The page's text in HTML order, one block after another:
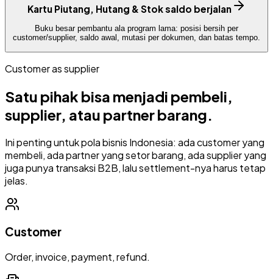
Kartu Piutang, Hutang & Stok saldo berjalan
Buku besar pembantu ala program lama: posisi bersih per
customer/supplier, saldo awal, mutasi per dokumen, dan batas tempo.
Customer as supplier
Satu pihak bisa menjadi pembeli,
supplier, atau partner barang.
Ini penting untuk pola bisnis Indonesia: ada customer yang
membeli, ada partner yang setor barang, ada supplier yang
juga punya transaksi B2B, lalu settlement-nya harus tetap
jelas.
Customer
Order, invoice, payment, refund.